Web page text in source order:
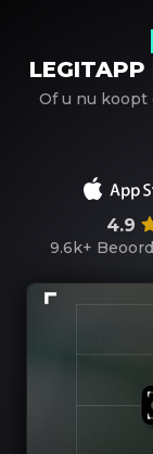
LEGITAPP
Of u nu
4.9
9.6k+